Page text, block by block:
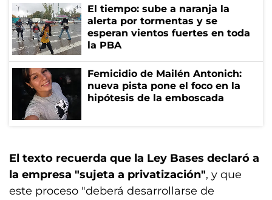
El tiempo: sube a naranja la
alerta por tormentas y se
esperan vientos fuertes en toda
la PBA
Femicidio de Mailén Antonich:
nueva pista pone el foco en la
hipótesis de la emboscada
El texto recuerda que la Ley Bases declaró a
la empresa "sujeta a privatización", y que
este proceso "deberá desarrollarse de